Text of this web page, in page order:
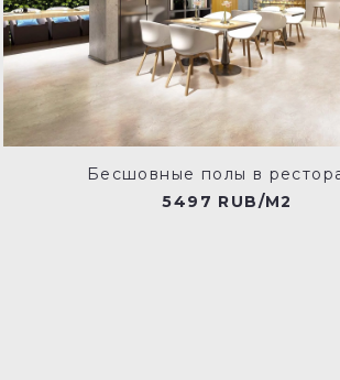
Бесшовные полы в
5497 RUB/M2